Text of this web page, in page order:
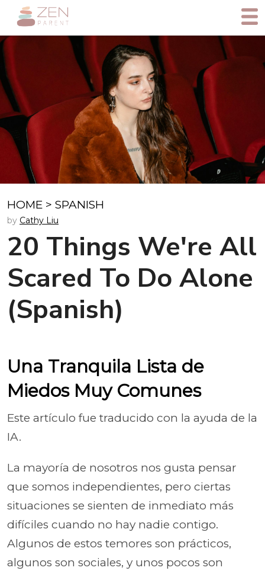
HOME > SPANISH
by Cathy Liu
20 Things We're All
Scared To Do Alone
(Spanish)
Una Tranquila Lista de
Miedos Muy Comunes
Este artículo fue traducido con la ayuda de la
IA.
La mayoría de nosotros nos gusta pensar
que somos independientes, pero ciertas
situaciones se sienten de inmediato más
difíciles cuando no hay nadie contigo.
Algunos de estos temores son prácticos,
algunos son sociales, y unos pocos son